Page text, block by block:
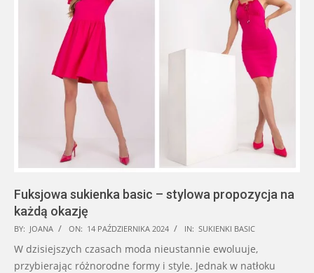
Fuksjowa sukienka basic – stylowa propozycja na
każdą okazję
2024-
10-
14
BY: JOANA ON: 14 PAŹDZIERNIKA 2024 IN: SUKIENKI BASIC
W dzisiejszych czasach moda nieustannie ewoluuje,
przybierając różnorodne formy i style. Jednak w natłoku